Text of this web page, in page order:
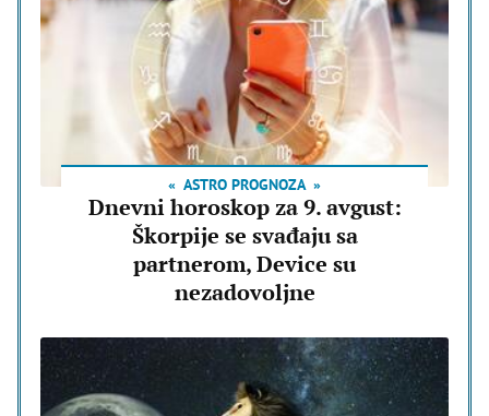
ASTRO PROGNOZA
Dnevni horoskop za 9. avgust:
Škorpije se svađaju sa
partnerom, Device su
nezadovoljne